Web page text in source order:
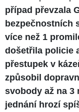
případ převzala
bezpečnostních
více než 1
došetřila policie
přestupek v
způsobil
svobody až na 3
jednání hrozí